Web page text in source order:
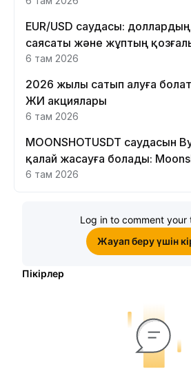
EUR/USD саудасы:
саясаты және жұптың
етеді
6 там 2026
2026 жылы сатып алуға
ЖИ акциялары
6 там 2026
MOONSHOTUSDT саудасын
қалай жасауға болады:
Perpetual нұсқаулығы
6 там 2026
Log in to comment your
Жауап беру үшін
Пікірлер